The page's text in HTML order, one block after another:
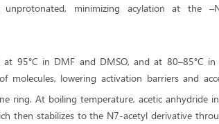
minimizing acylation at the
95°C in DMF and DMSO, and at 80–85°C in
molecules, lowering activation barriers and
ring. At boiling temperature, acetic anhydride
then stabilizes to the N7-acetyl derivative